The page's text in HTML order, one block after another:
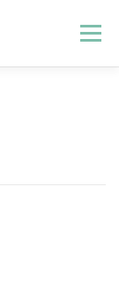
メニュー